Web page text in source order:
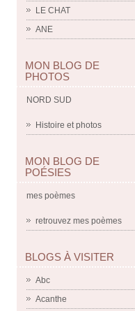
LE CHAT
ANE
MON BLOG DE
PHOTOS
NORD SUD
Histoire et photos
MON BLOG DE
POÉSIES
mes poèmes
retrouvez mes poèmes
BLOGS À VISITER
Abc
Acanthe